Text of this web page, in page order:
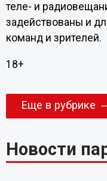
теле- и
задействованы и
команд и зрителей.
18+
Еще в рубрике
Новости